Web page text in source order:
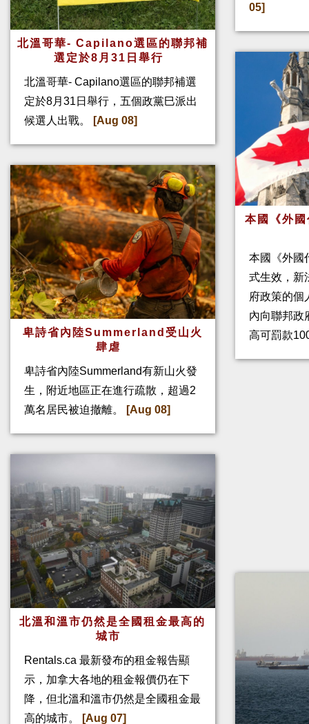
北溫哥華- Capilano選區的聯邦補
選定於8月31日舉行
北溫哥華- Capilano選區的聯邦補選
定於8月31日舉行，五個政黨巳派出
候選人出戰。
[Aug 08]
卑詩省內陸Summerland受山火
肆虐
卑詩省內陸Summerland有新山火發
生，附近地區正在進行疏散，超過2
萬名居民被迫撤離。
[Aug 08]
北溫和溫市仍然是全國租金最高的
城市
Rentals.ca 最新發布的租金報告顯
示，加拿大各地的租金報價仍在下
降，但北溫和溫市仍然是全國租金最
高的城市。
[Aug 07]
05]
本國《外
本國《外國
式生效，新
府政策的個
內向聯邦政
高可罰款